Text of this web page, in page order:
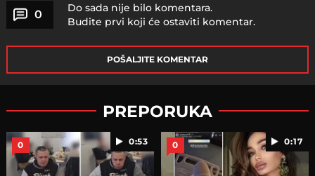
0
Do sada nije bilo komentara.
Budite prvi koji će ostaviti komentar.
POŠALJITE KOMENTAR
PREPORUKA
0:53
0 0:17
0